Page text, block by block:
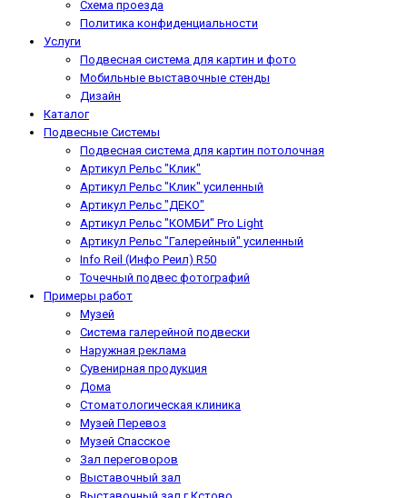
Схема проезда
Политика конфиденциальности
Услуги
Подвесная система для картин и фото
Мобильные выставочные стенды
Дизайн
Каталог
Подвесные Системы
Подвесная система для картин потолочная
Артикул Рельс "Клик"
Артикул Рельс "Клик" усиленный
Артикул Рельс "ДЕКО"
Артикул Рельс "КОМБИ" Pro Light
Артикул Рельс "Галерейный" усиленный
Info Reil (Инфо Реил) R50
Точечный подвес фотографий
Примеры работ
Музей
Система галерейной подвески
Наружная реклама
Сувенирная продукция
Дома
Стоматологическая клиника
Музей Перевоз
Музей Спасское
Зал переговоров
Выставочный зал